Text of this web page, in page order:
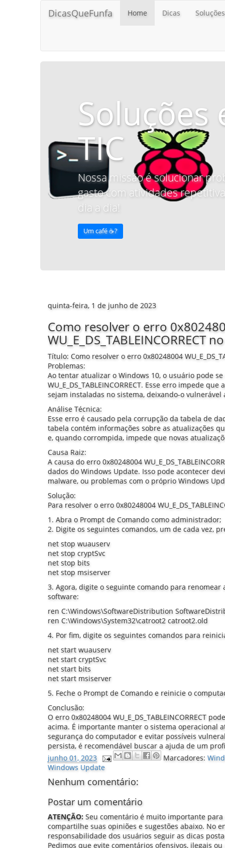
DicasQueFunfa Home Dicas Soluções
Soluções
TIC
Nossa missão é solucionar
gasto com atividades
dia a dia!
Um café ☕️?
quinta-feira, 1 de junho de 2023
Como resolver o erro
WU_E_DS_TABLEINCORRECT
Título: Como resolver o erro 0x80248004
Problemas:
Ao tentar atualizar o Windows 10, o usuário pode
WU_E_DS_TABLEINCORRECT. Esse erro impede
sejam instaladas no sistema, deixando-o vulnerável
Análise Técnica:
Esse erro é causado pela corrupção da tabela de
tabela contém informações sobre as atualizações
e, quando corrompida, impede que novas
Causa Raiz:
A causa do erro 0x80248004
dados do Windows Update. Isso pode acontecer
malware, ou problemas com o próprio Windows
Solução:
Para resolver o erro 0x80248004
1. Abra o Prompt de Comando como administrador;
2. Digite os seguintes comandos, um de cada vez,
net stop wuauserv
net stop cryptSvc
net stop bits
net stop msiserver
3. Agora, digite o seguinte comando para
software:
ren C:\Windows\SoftwareDistribution
ren C:\Windows\System32\catroot2 catroot2.old
4. Por fim, digite os seguintes comandos para
net start wuauserv
net start cryptSvc
net start bits
net start msiserver
5. Feche o Prompt de Comando e reinicie o
Conclusão:
O erro 0x80248004 WU_E_DS_TABLEINCORRECT
acima. É importante manter o sistema operacional
segurança do computador e evitar possíveis
persista, é recomendável buscar a ajuda de um
junho 01, 2023
Marcadores:
Windows Update
Nenhum comentário:
Postar um comentário
ATENÇÃO: Seu comentário é muito importante para
compartilhe suas opiniões e sugestões abaixo. No
responsabilidade dos usuários seguir as dicas
Pedimos que evite comentários ofensivos, ilegais